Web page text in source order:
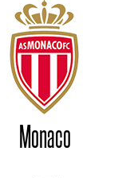
Monaco